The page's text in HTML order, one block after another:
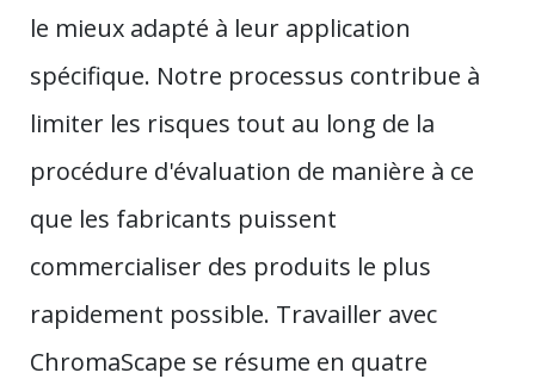
le mieux adapté à leur application
spécifique. Notre processus contribue à
limiter les risques tout au long de la
procédure d'évaluation de manière à ce
que les fabricants puissent
commercialiser des produits le plus
rapidement possible. Travailler avec
ChromaScape se résume en quatre